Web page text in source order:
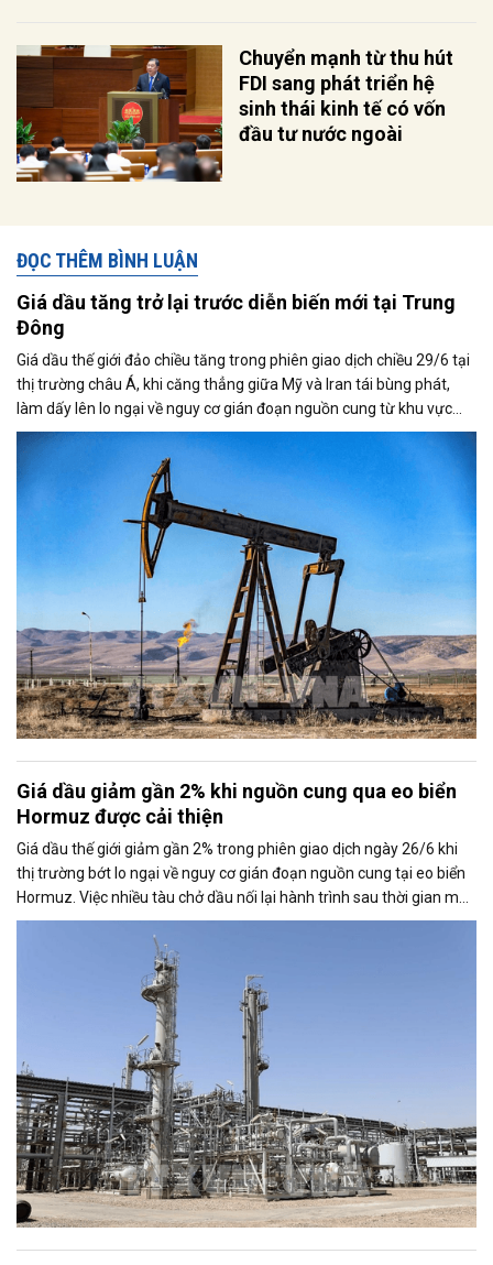
Chuyển mạnh từ thu hút
FDI sang phát triển hệ
sinh thái kinh tế có vốn
đầu tư nước ngoài
ĐỌC THÊM BÌNH LUẬN
Giá dầu tăng trở lại trước diễn biến mới tại Trung
Đông
Giá dầu thế giới đảo chiều tăng trong phiên giao dịch chiều 29/6 tại
thị trường châu Á, khi căng thẳng giữa Mỹ và Iran tái bùng phát,
làm dấy lên lo ngại về nguy cơ gián đoạn nguồn cung từ khu vực
Trung Đông. Tuy nhiên, triển vọng nối lại đàm phán giữa hai bên đã
phần nào hạn chế đà tăng của thị trường.
Giá dầu giảm gần 2% khi nguồn cung qua eo biển
Hormuz được cải thiện
Giá dầu thế giới giảm gần 2% trong phiên giao dịch ngày 26/6 khi
thị trường bớt lo ngại về nguy cơ gián đoạn nguồn cung tại eo biển
Hormuz. Việc nhiều tàu chở dầu nối lại hành trình sau thời gian mắc
kẹt đã tạo áp lực lên giá, bất chấp những rủi ro địa chính trị tại khu
vực vẫn chưa hoàn toàn chấm dứt.